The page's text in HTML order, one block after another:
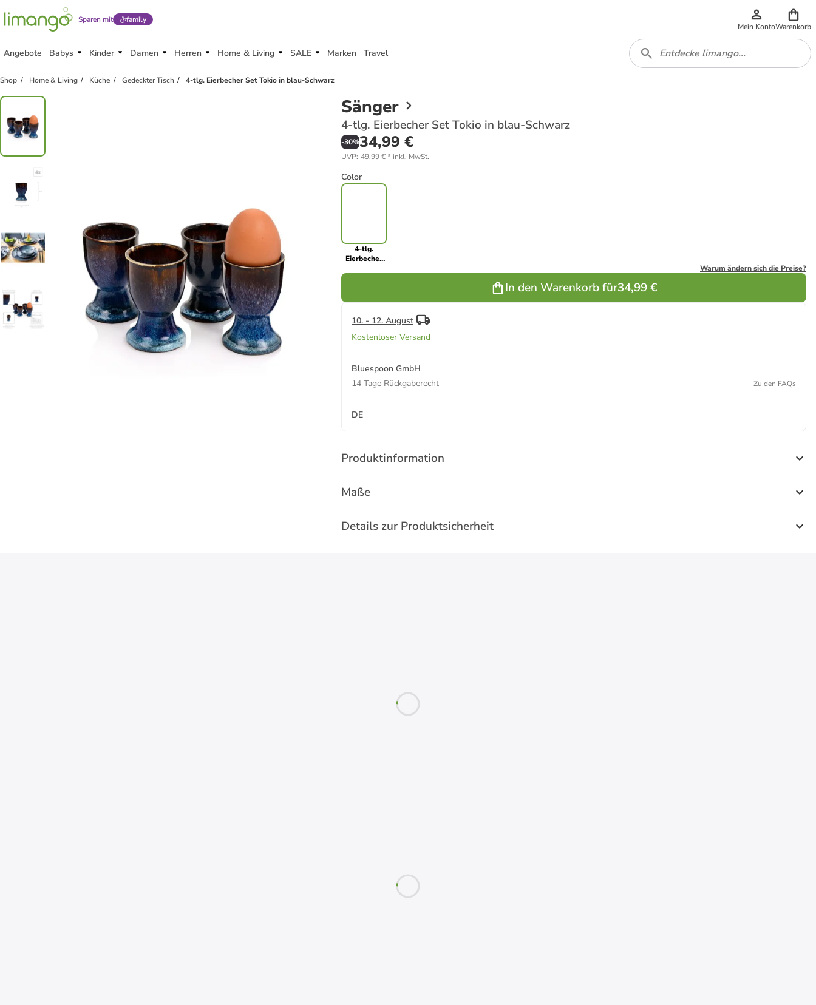
Sparen mit family
Mein KontoWarenkorb
Angebote Babys Kinder Damen Herren Home & Living SALE Marken Travel
Shop Home & Living Küche Gedeckter Tisch 4-tlg. Eierbecher Set Tokio in blau-Schwarz
Sänger
4-tlg. Eierbecher Set Tokio in blau-Schwarz
-30%34,99 €
UVP: 49,99 €* inkl. MwSt.
Color
4-tlg.
Eierbecher
Warum ändern sich die Preise?
In den Warenkorb für34,99 €
10. - 12. August
Kostenloser Versand
Bluespoon GmbH
14 Tage Rückgaberecht
Zu den FAQs
DE
Produktinformation
Maße
Details zur Produktsicherheit